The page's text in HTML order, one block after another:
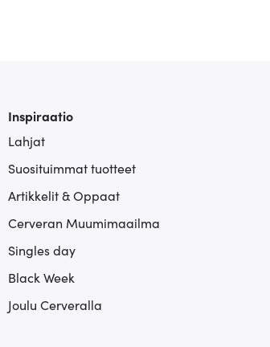
Inspiraatio
Lahjat
Suosituimmat tuotteet
Artikkelit & Oppaat
Cerveran Muumimaailma
Singles day
Black Week
Joulu Cerveralla